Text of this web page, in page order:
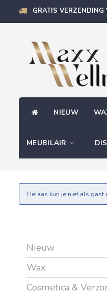
GRATIS
NIEUW
MEUBILAIR
Helaas kun je niet als gast
Nieuw
Wax
Cosmetica &